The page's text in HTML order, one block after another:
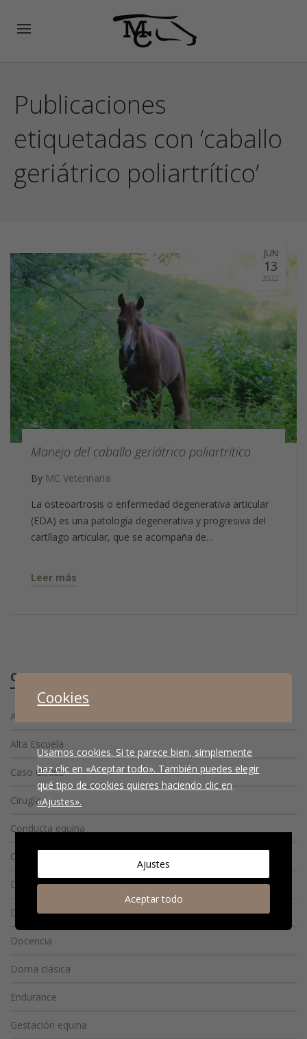
Publicaciones
etiquetadas con ‘caballo
geriátrico poliartrítico’
JUN
13
2022
Manejo del caballo geriátrico poliartrítico
By MC Veterinaria
La osteoartrosis o enfermedad degenerativa articular
(EDA) es una patología degenerativa y progresiva del
cartílago articular, que se acompaña de…
Leer más
Categorías
Actualidad
Alta Escuela
Caso Clínico
Cirugía
Conducta equina
Consejos
Diagnóstico
Diagnóstico diferencial
Docencia
Doma clásica
Endurance
Gestación equina
Cookies
Usamos cookies. Si te parece bien, simplemente
haz clic en «Aceptar todo». También puedes elegir
qué tipo de cookies quieres haciendo clic en
«Ajustes».
Ajustes
Aceptar todo